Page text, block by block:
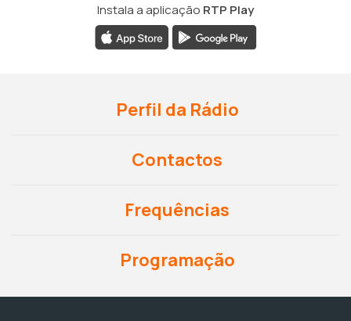
Instala a aplicação RTP Play
Perfil da Rádio
Contactos
Frequências
Programação